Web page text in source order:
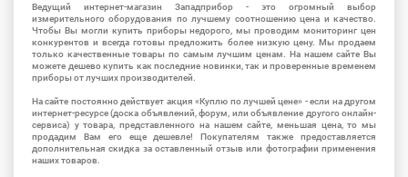
Ведущий интернет-магазин Западприбор - это огромный выбор
измерительного оборудования по лучшему соотношению цена и качество.
Чтобы Вы могли купить приборы недорого, мы проводим мониторинг цен
конкурентов и всегда готовы предложить более низкую цену. Мы продаем
только качественные товары по самым лучшим ценам. На нашем сайте Вы
можете дешево купить как последние новинки, так и проверенные временем
приборы от лучших производителей.
На сайте постоянно действует акция «Куплю по лучшей цене» - если на другом
интернет-ресурсе (доска объявлений, форум, или объявление другого онлайн-
сервиса) у товара, представленного на нашем сайте, меньшая цена, то мы
продадим Вам его еще дешевле! Покупателям также предоставляется
дополнительная скидка за оставленный отзыв или фотографии применения
наших товаров.